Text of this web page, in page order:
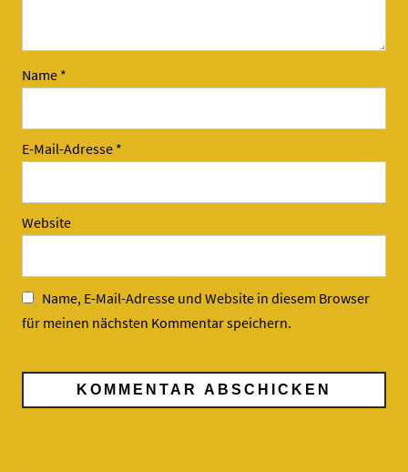
Name *
E-Mail-Adresse *
Website
Name, E-Mail-Adresse und Website in diesem Browser
für meinen nächsten Kommentar speichern.